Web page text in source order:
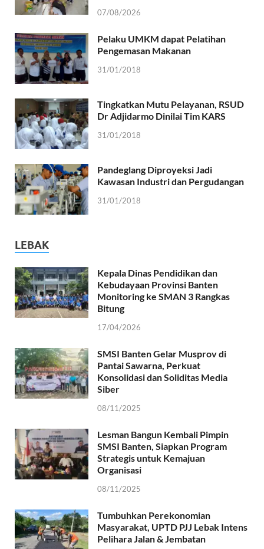
07/08/2026
Pelaku UMKM dapat Pelatihan
Pengemasan Makanan
31/01/2018
Tingkatkan Mutu Pelayanan, RSUD
Dr Adjidarmo Dinilai Tim KARS
31/01/2018
Pandeglang Diproyeksi Jadi
Kawasan Industri dan Pergudangan
31/01/2018
LEBAK
Kepala Dinas Pendidikan dan
Kebudayaan Provinsi Banten
Monitoring ke SMAN 3 Rangkas
Bitung
17/04/2026
SMSI Banten Gelar Musprov di
Pantai Sawarna, Perkuat
Konsolidasi dan Soliditas Media
Siber
08/11/2025
Lesman Bangun Kembali Pimpin
SMSI Banten, Siapkan Program
Strategis untuk Kemajuan
Organisasi
08/11/2025
Tumbuhkan Perekonomian
Masyarakat, UPTD PJJ Lebak Intens
Pelihara Jalan & Jembatan